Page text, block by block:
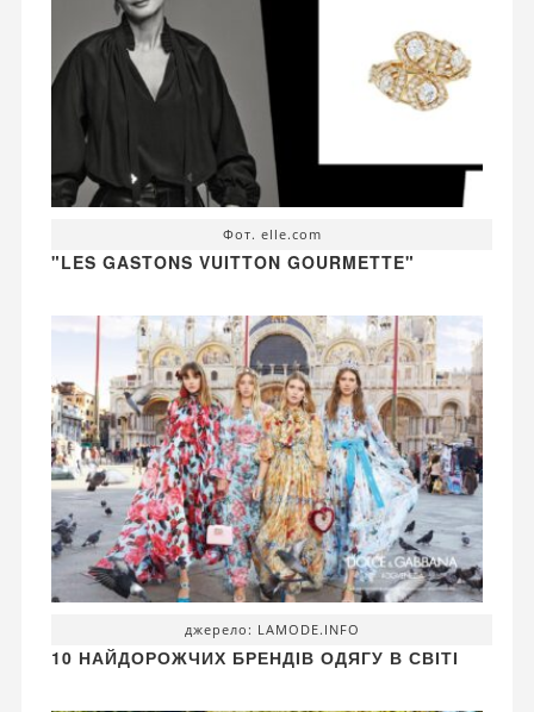
Фот. elle.com
"LES GASTONS VUITTON GOURMETTE"
джерело: LAMODE.INFO
10 НАЙДОРОЖЧИХ БРЕНДІВ ОДЯГУ В СВІТІ